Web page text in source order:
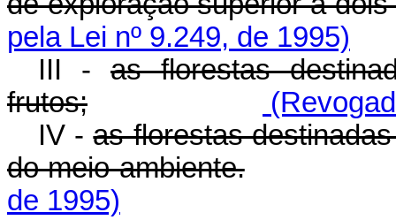
pela Lei nº 9.249, de 1995)
III - as florestas
frutos;
IV -as florestas
do meio ambiente.
de 1995)